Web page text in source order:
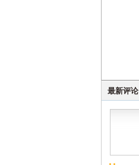
最新评论